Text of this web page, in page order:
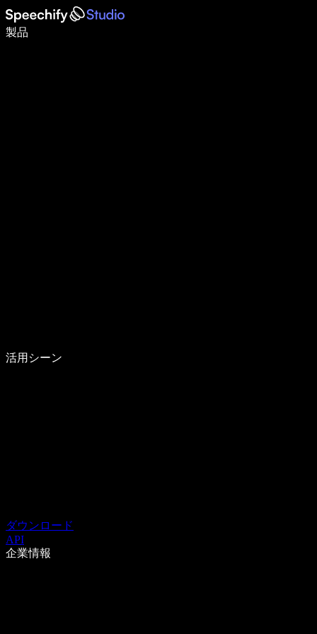
製品
音声入力で5倍速く書ける
活用シーン
ダウンロード
API
企業情報